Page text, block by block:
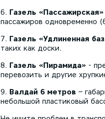
Газель «Пассажирская»
пассажиров одновременно
Газель «Удлиненная
таких как доски.
Газель «Пирамида» -
перевозить и другие
Валдай 6 метров –
небольшой пластиковый